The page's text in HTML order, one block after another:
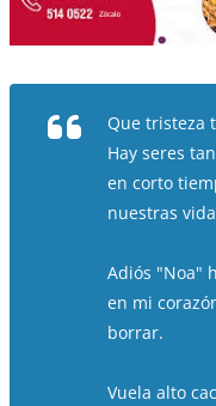
Que tristeza
Hay seres
en corto
nuestras
Adiós "Noa"
en mi
borrar.
Vuela alto